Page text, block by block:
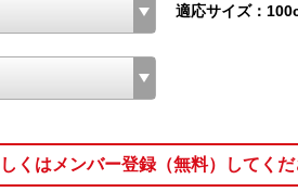
適応サイズ：
くはメンバー登録（無料）してくだ